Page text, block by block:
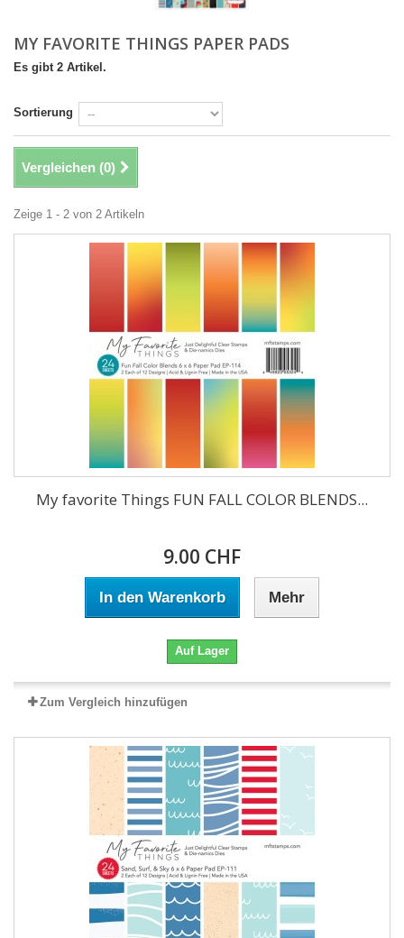
MY FAVORITE THINGS PAPER PADS
Es gibt 2 Artikel.
Sortierung
Vergleichen (0)
Zeige 1 - 2 von 2 Artikeln
My favorite Things FUN FALL COLOR BLENDS...
9.00 CHF
In den Warenkorb Mehr
Auf Lager
Zum Vergleich hinzufügen